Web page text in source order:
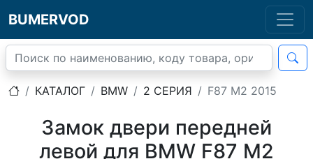
BUMERVOD
КАТАЛОГ BMW 2 СЕРИЯ F87 M2 2015
Замок двери передней
левой для BMW F87 M2